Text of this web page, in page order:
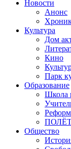
Новости
Анонс
Культура
Дом
Кино
Парк
Образование
Школа
ПОЛЁТ
Общество